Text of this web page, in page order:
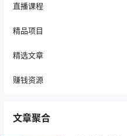
直播课程
精品项目
精选文章
赚钱资源
文章聚合